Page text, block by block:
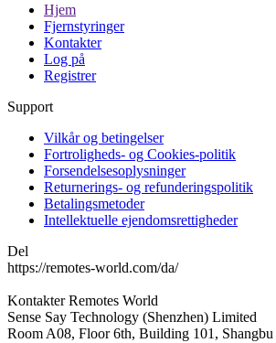
Hjem
Fjernstyringer
Kontakter
Log på
Registrer
Support
Vilkår og betingelser
Fortroligheds- og Cookies-politik
Forsendelsesoplysninger
Returnerings- og refunderingspolitik
Betalingsmetoder
Intellektuelle ejendomsrettigheder
Del
https://remotes-world.com/da/
Kontakter Remotes World
Sense Say Technology (Shenzhen) Limited
Room A08, Floor 6th, Building 101,